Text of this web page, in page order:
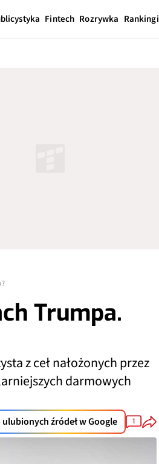
Fintech Rozrywka Rankingi
Trumpa.
z ceł nałożonych przez
darmowych
ulubionych źródeł w Google 1